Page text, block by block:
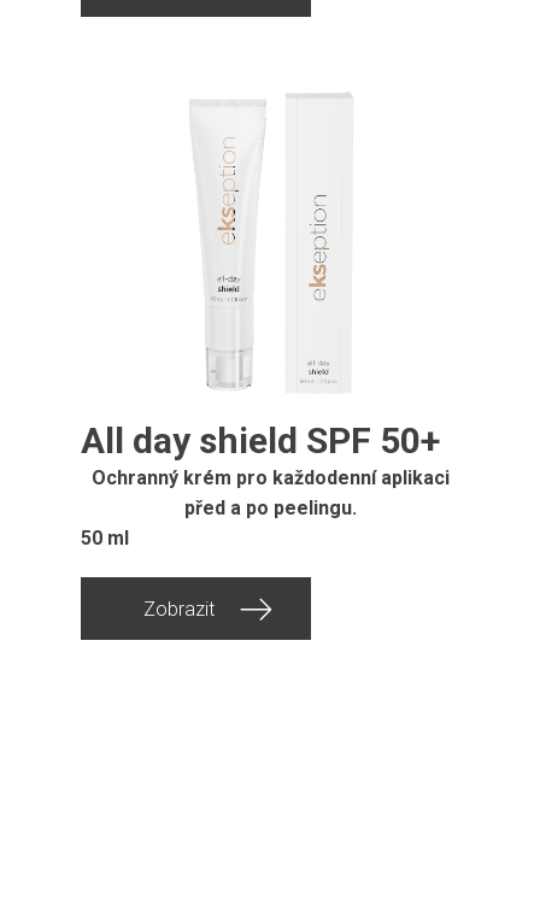
All day shield SPF 50+
Ochranný krém pro každodenní aplikaci
před a po peelingu.
50 ml
Zobrazit